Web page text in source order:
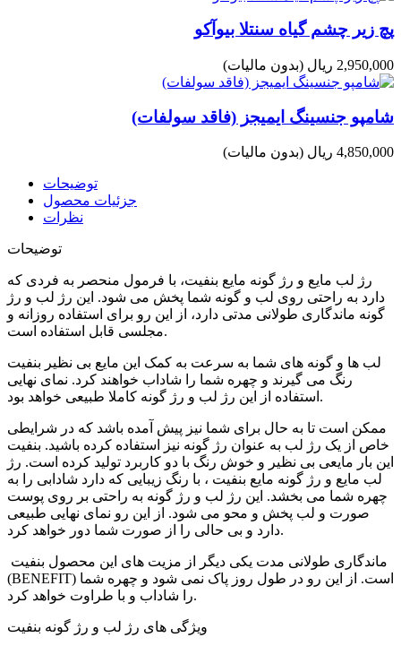
پچ زیر چشم گیاه سنتلا بیوآکو
2,950,000 ریال (بدون مالیات)
شامپو جنسینگ ایمیجز (فاقد سولفات)
4,850,000 ریال (بدون مالیات)
توضیحات
جزئیات محصول
نظرات
توضیحات
رژ لب مایع و رژ گونه مایع بنفیت، با فرمول منحصر به فردی که
دارد به راحتی روی لب و گونه شما پخش می شود. این رژ لب و رژ
گونه ماندگاری طولانی مدتی دارد، از این رو برای استفاده روزانه و
مجلسی قابل استفاده است.
لب ها و گونه های شما به سرعت به کمک این مایع بی نظیر بنفیت
رنگ می گیرند و چهره شما را شاداب خواهند کرد. نمای نهایی
استفاده از این رژ لب و رژ گونه کاملا طبیعی خواهد بود.
ممکن است تا به حال برای شما نیز پیش آمده باشد که در شرایطی
خاص از یک رژ لب به عنوان رژ گونه نیز استفاده کرده باشید. بنفیت
این بار مایعی بی نظیر و خوش رنگ با دو کاربرد تولید کرده است. رژ
لب مایع و رژ گونه مایع بنفیت ، با رنگ زیبایی که دارد شادابی را به
چهره شما می بخشد. این رژ لب و رژ گونه به راحتی بر روی پوست
صورت و لب پخش و محو می شود. از این رو نمای نهایی طبیعی
دارد و بی حالی را از صورت شما دور خواهد کرد.
(BENEFIT) است. از این رو در طول روز پاک نمی شود و چهره شما
را شاداب و با طراوت خواهد کرد.
ویژگی های رژ لب و رژ گونه بنفیت